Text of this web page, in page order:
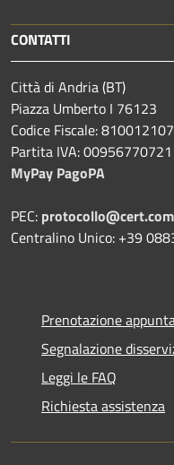
CONTATTI
Città di Andria (BT)
Piazza Umberto I 76123
Codice Fiscale:
Partita IVA: 00956770721
MyPay PagoPA
PEC:
Centralino Unico: +39
Prenotazione
Segnalazione
Leggi le FAQ
Richiesta assistenza